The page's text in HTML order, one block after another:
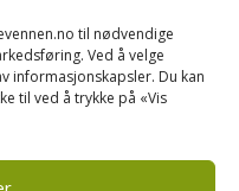
til nødvendige
Ved å velge
informasjonskapsler. Du kan
til ved å trykke på «Vis